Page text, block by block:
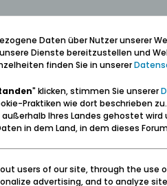
Ich war schneller!
Daten über Nutzer unserer
Dienste bereitzustellen und
finden Sie in unserer
" klicken, stimmen Sie unserer
Praktiken wie dort beschrieben
Ihres Landes gehostet wird
in dem Land, in dem dieses
users of our site, through the use
advertising, and to analyze